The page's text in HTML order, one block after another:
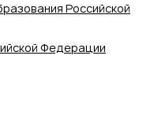
Российской
Федерации